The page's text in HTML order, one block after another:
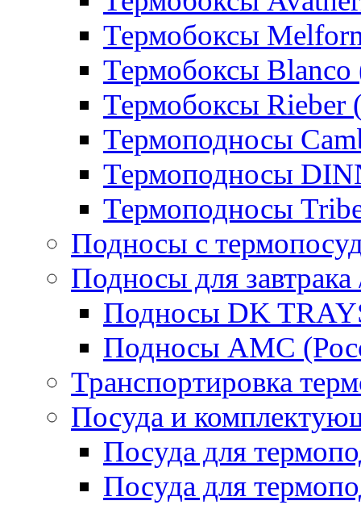
Термобоксы
Термобоксы Blanco
Термобоксы Rieber
Термоподносы
Термоподносы
Термоподносы
Подносы с
Подносы для завтрака
Подносы DK
Подносы AMC
Транспортировка
Посуда и
Посуда для
Посуда для